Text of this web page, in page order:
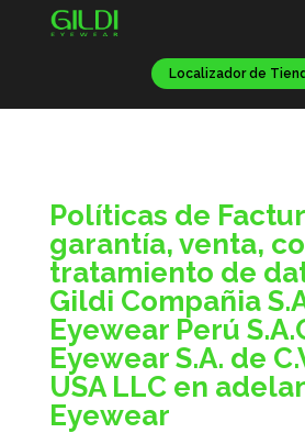
Localizador de
Políticas de
garantía, venta,
tratamiento de
Gildi Compañia
Eyewear Perú
Eyewear S.A. de
USA LLC en
Eyewear